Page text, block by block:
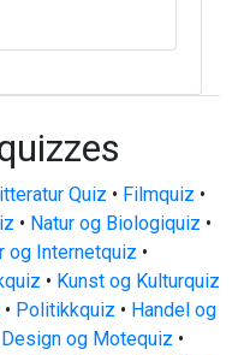
Quiz • Filmquiz •
• Natur og Biologiquiz •
og Internetquiz •
• Kunst og Kulturquiz
• Politikkquiz • Handel og
Design og Motequiz •